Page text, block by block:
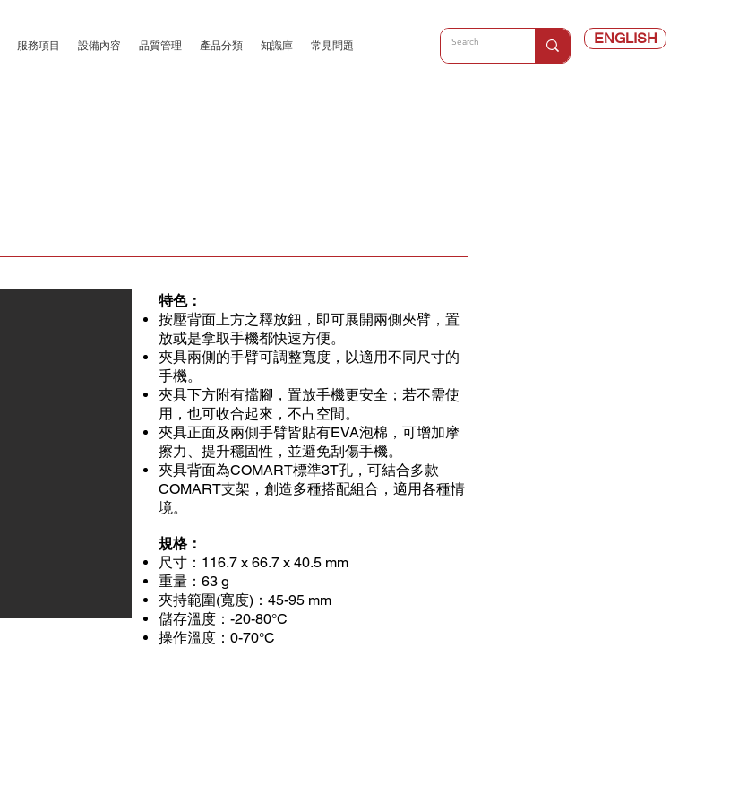
服務項目 設備內容 品質管理 產品分類 知識庫 常見問題 ENGLISH
特色：
按壓背面上方之釋放鈕，即可展開兩側夾臂，置
放或是拿取手機都快速方便。
夾具兩側的手臂可調整寬度，以適用不同尺寸的
手機。
夾具下方附有擋腳，置放手機更安全；若不需使
用，也可收合起來，不占空間。
夾具正面及兩側手臂皆貼有EVA泡棉，可增加摩
擦力、提升穩固性，並避免刮傷手機。
夾具背面為COMART標準3T孔，可結合多款
COMART支架，創造多種搭配組合，適用各種情
境。
規格：
尺寸：116.7 x 66.7 x 40.5 mm
重量：63 g
夾持範圍(寬度)：45-95 mm
儲存溫度：-20-80°C
操作溫度：0-70°C